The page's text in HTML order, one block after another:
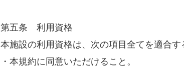
第五条 利用資格
本施設の利用資格は、次の項目全てを適合す
・本規約に同意いただけること。